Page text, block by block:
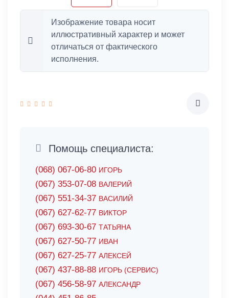
Изображение товара носит
иллюстративный характер и может
отличаться от фактического
исполнения.
Помощь специалиста:
(068) 067-06-80 ИГОРЬ
(067) 353-07-08 ВАЛЕРИЙ
(067) 551-34-37 ВАСИЛИЙ
(067) 627-62-77 ВИКТОР
(067) 693-30-67 ТАТЬЯНА
(067) 627-50-77 ИВАН
(067) 627-25-77 АЛЕКСЕЙ
(067) 437-88-88 ИГОРЬ (СЕРВИС)
(067) 456-58-97 АЛЕКСАНДР